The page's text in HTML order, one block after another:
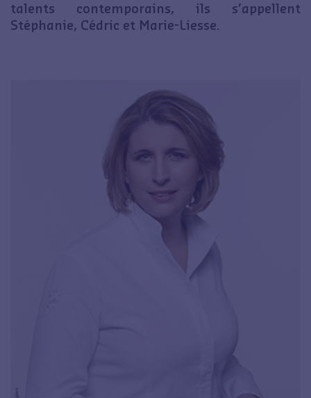
talents contemporains, ils s’appellent
Stéphanie, Cédric et Marie-Liesse.